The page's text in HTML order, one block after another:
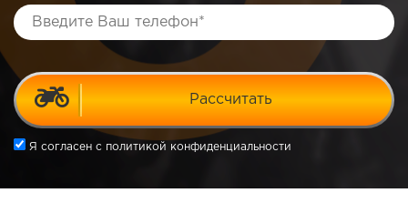
Рассчитать
Я согласен с политикой конфиденциальности